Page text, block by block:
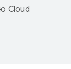
Cloud